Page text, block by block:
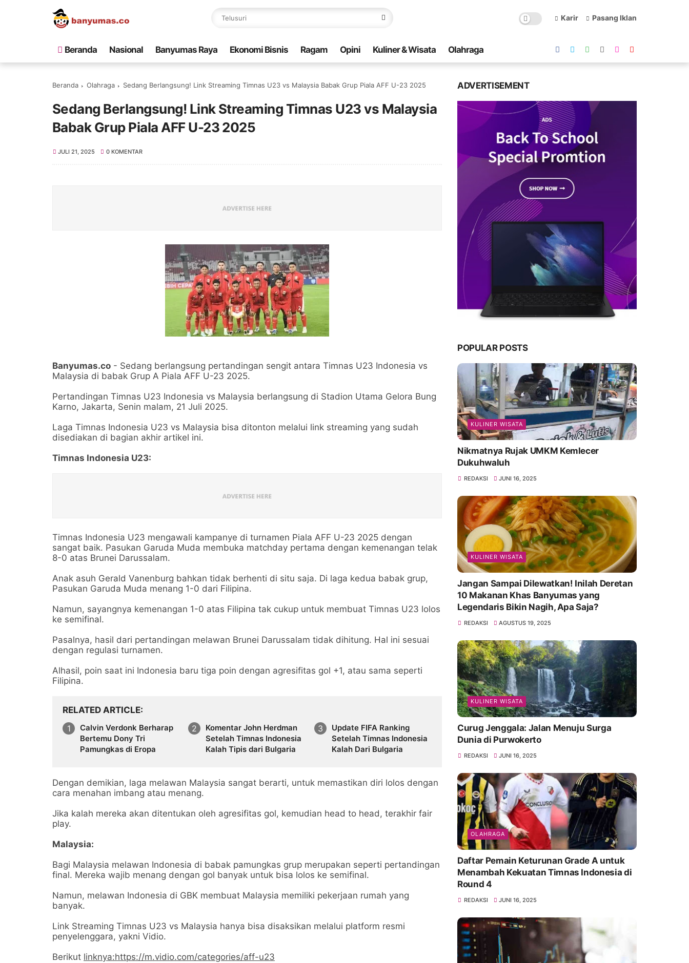
Karir Pasang Iklan
Beranda Nasional Banyumas Raya Ekonomi Bisnis Ragam Opini Kuliner & Wisata Olahraga
Beranda Olahraga Sedang Berlangsung! Link Streaming Timnas U23 vs Malaysia Babak Grup Piala AFF U-23 2025
Sedang Berlangsung! Link Streaming Timnas U23 vs Malaysia
Babak Grup Piala AFF U-23 2025
JULI 21, 2025 0 KOMENTAR
Banyumas.co - Sedang berlangsung pertandingan sengit antara Timnas U23 Indonesia vs
Malaysia di babak Grup A Piala AFF U-23 2025.
Pertandingan Timnas U23 Indonesia vs Malaysia berlangsung di Stadion Utama Gelora Bung
Karno, Jakarta, Senin malam, 21 Juli 2025.
Laga Timnas Indonesia U23 vs Malaysia bisa ditonton melalui link streaming yang sudah
disediakan di bagian akhir artikel ini.
Timnas Indonesia U23:
Timnas Indonesia U23 mengawali kampanye di turnamen Piala AFF U-23 2025 dengan
sangat baik. Pasukan Garuda Muda membuka matchday pertama dengan kemenangan telak
8-0 atas Brunei Darussalam.
Anak asuh Gerald Vanenburg bahkan tidak berhenti di situ saja. Di laga kedua babak grup,
Pasukan Garuda Muda menang 1-0 dari Filipina.
Namun, sayangnya kemenangan 1-0 atas Filipina tak cukup untuk membuat Timnas U23 lolos
ke semifinal.
Pasalnya, hasil dari pertandingan melawan Brunei Darussalam tidak dihitung. Hal ini sesuai
dengan regulasi turnamen.
Alhasil, poin saat ini Indonesia baru tiga poin dengan agresifitas gol +1, atau sama seperti
Filipina.
RELATED ARTICLE
Calvin Verdonk Berharap
Bertemu Dony Tri
Pamungkas di Eropa
Komentar John Herdman
Setelah Timnas Indonesia
Kalah Tipis dari Bulgaria
Update FIFA Ranking
Setelah Timnas Indonesia
Kalah Dari Bulgaria
Dengan demikian, laga melawan Malaysia sangat berarti, untuk memastikan diri lolos dengan
cara menahan imbang atau menang.
Jika kalah mereka akan ditentukan oleh agresifitas gol, kemudian head to head, terakhir fair
play.
Malaysia:
Bagi Malaysia melawan Indonesia di babak pamungkas grup merupakan seperti pertandingan
final. Mereka wajib menang dengan gol banyak untuk bisa lolos ke semifinal.
Namun, melawan Indonesia di GBK membuat Malaysia memiliki pekerjaan rumah yang
banyak.
Link Streaming Timnas U23 vs Malaysia hanya bisa disaksikan melalui platform resmi
penyelenggara, yakni Vidio.
Berikut linknya:https://m.vidio.com/categories/aff-u23
ADVERTISEMENT
POPULAR POSTS
KULINER WISATA
Nikmatnya Rujak UMKM Kemlecer
Dukuhwaluh
REDAKSI JUNI 16, 2025
KULINER WISATA
Jangan Sampai Dilewatkan! Inilah Deretan
10 Makanan Khas Banyumas yang
Legendaris Bikin Nagih, Apa Saja?
REDAKSI AGUSTUS 19, 2025
KULINER WISATA
Curug Jenggala: Jalan Menuju Surga
Dunia di Purwokerto
REDAKSI JUNI 16, 2025
OLAHRAGA
Daftar Pemain Keturunan Grade A untuk
Menambah Kekuatan Timnas Indonesia di
Round 4
REDAKSI JUNI 16, 2025